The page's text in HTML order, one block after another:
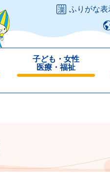
ふりがな表
子ども・女性
医療・福祉
じ